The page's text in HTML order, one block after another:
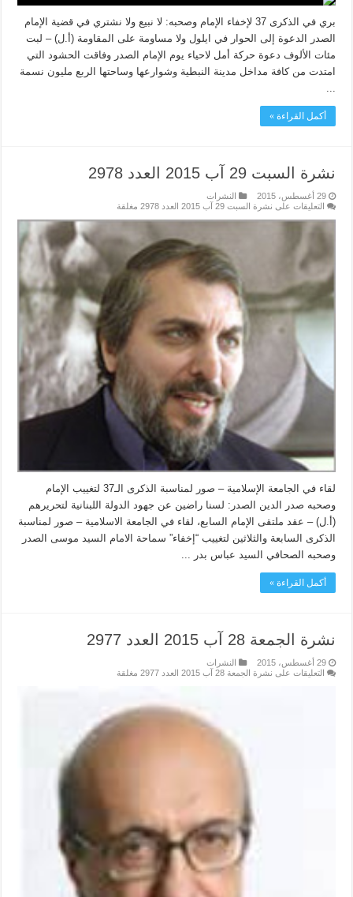
بري في الذكرى 37 لإخفاء الإمام وصحبه: لا نبيع ولا نشتري في قضية الإمام
الصدر الدعوة إلى الحوار في ايلول ولا مساومة على المقاومة (أ.ل) – لبت
مئات الألوف دعوة حركة أمل لاحياء يوم الإمام الصدر وفاقت الحشود التي
امتدت من كافة مداخل مدينة النبطية وشوارعها وساحتها الربع مليون نسمة
أكمل القراءة »
نشرة السبت 29 آب 2015 العدد 2978
29 أغسطس، 2015
النشرات
التعليقات على نشرة السبت 29 آب 2015 العدد 2978 مغلقة
لقاء في الجامعة الإسلامية – صور لمناسبة الذكرى الـ37 لتغييب الإمام
وصحبه صدر الدين الصدر: لسنا راضين عن جهود الدولة اللبنانية لتحريرهم
(أ.ل) – عقد ملتقى الإمام السابع، لقاء في الجامعة الاسلامية – صور لمناسبة
الذكرى السابعة والثلاثين لتغييب “إخفاء” سماحة الامام السيد موسى الصدر
وصحبه الصحافي السيد عباس بدر ...
أكمل القراءة »
نشرة الجمعة 28 آب 2015 العدد 2977
29 أغسطس، 2015
النشرات
التعليقات على نشرة الجمعة 28 آب 2015 العدد 2977 مغلقة